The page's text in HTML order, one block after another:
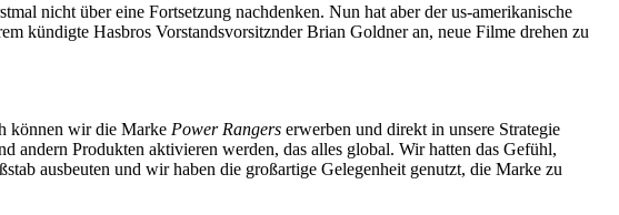
nicht über eine Fortsetzung nachdenken. Nun hat aber der us-amerikanische
kündigte Hasbros Vorstandsvorsitznder Brian Goldner an, neue Filme drehen zu
können wir die Marke Power Rangers erwerben und direkt in unsere Strategie
Produkten aktivieren werden, das alles global. Wir hatten das Gefühl,
ausbeuten und wir haben die großartige Gelegenheit genutzt, die Marke zu